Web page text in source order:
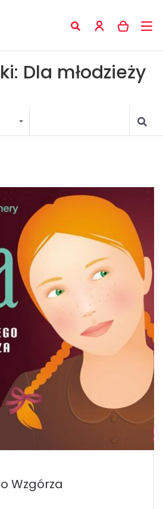
Dla młodzieży
Wzgórza